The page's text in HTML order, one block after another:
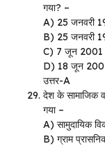
गया? –
A) 25 जनवरी
B) 25 जनवरी
C) 7 जून 2001
D) 18 जून
उत्तर-A
देश के सामाजिक
गया –
A) सामुदायिक
B) ग्राम